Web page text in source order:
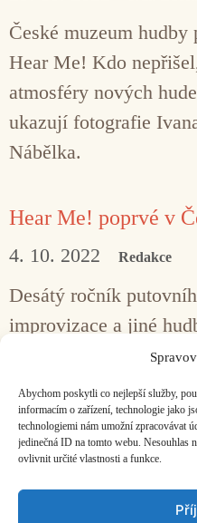
Abychom poskytli co nejlepší služby,
informacím o zařízení, technologie jako
technologiemi nám umožní zpracovávat
jedinečná ID na tomto webu. Nesouhlas
ovlivnit určité vlastnosti a funkce.
České muzeum
Hear Me! Kdo
atmosféry nových
ukazují fotografie
Nábělka.
Hear Me! poprvé v
4. 10. 2022 Redakce
Desátý ročník
improvizace a jiné
Starou sítí pro novou
uskuteční v
na Malé Straně v